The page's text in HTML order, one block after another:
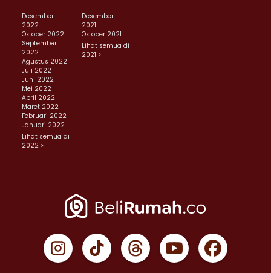
Desember
2022
Oktober 2022
September
2022
Agustus 2022
Juli 2022
Juni 2022
Mei 2022
April 2022
Maret 2022
Februari 2022
Januari 2022
Lihat semua di
2022 >
Desember
2021
Oktober 2021
Lihat semua di
2021 >